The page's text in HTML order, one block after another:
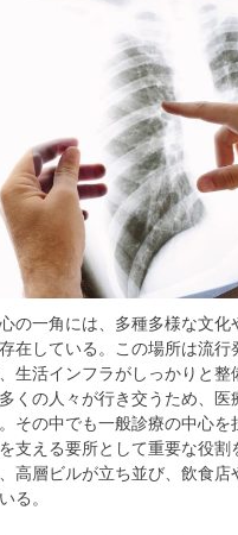
の一角には、多種多様な文化
在している。 この場所は流行
生活インフラがしっかりと整
くの人々が行き交うため、医
その中でも一般診療の中心を
支える要所として重要な役割
高層ビルが立ち並び、飲食店
る。